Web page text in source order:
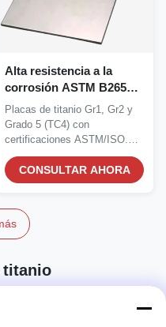
Alta resistencia a la
corrosión ASTM B265
Grado estándar 5 TC4
Placa de titanio y hoja de
aleación de titanio
Placas de titanio Gr1, Gr2 y
Grado 5 (TC4) con
certificaciones ASTM/ISO.
Alta resistencia a la...
CONSULTAR AHORA
titanio